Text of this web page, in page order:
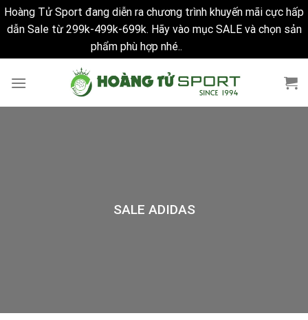
Hoàng Tử Sport đang diễn ra chương trình khuyến mãi cực hấp
dẫn Sale từ 299k-499k-699k. Hãy vào mục SALE và chọn sản
phẩm phù hợp nhé..
SALE ADIDAS